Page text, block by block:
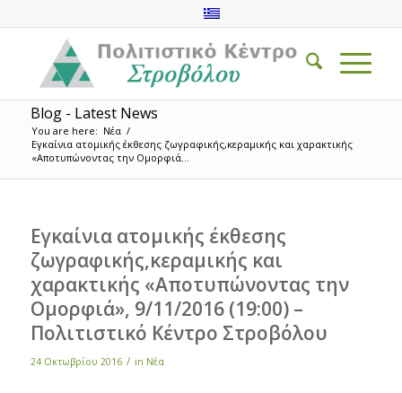
Blog - Latest News
You are here: Νέα /
Εγκαίνια ατομικής έκθεσης ζωγραφικής,κεραμικής και χαρακτικής
«Αποτυπώνοντας την Ομορφιά...
Εγκαίνια ατομικής έκθεσης
ζωγραφικής,κεραμικής και
χαρακτικής «Αποτυπώνοντας την
Ομορφιά», 9/11/2016 (19:00) –
Πολιτιστικό Κέντρο Στροβόλου
24 Οκτωβρίου 2016 / in Νέα